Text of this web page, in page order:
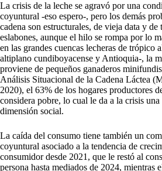
La crisis de la leche se agravó por una
coyuntural -eso espero-, pero los demás
cadena son estructurales, de vieja data y de
eslabones, aunque el hilo se rompa por lo
en las grandes cuencas lecheras de trópico
altiplano cundiboyacense y Antioquia-, la
proviene de pequeños ganaderos
Análisis Situacional de la Cadena Láctea
2020), el 63% de los hogares productores
considera pobre, lo cual le da a la crisis una
dimensión social.
La caída del consumo tiene también un
coyuntural asociado a la tendencia de
consumidor desde 2021, que le restó al
persona hasta mediados de 2024, mientras